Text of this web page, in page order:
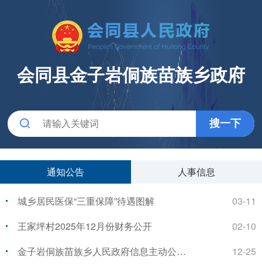
会同县金子岩侗族苗族乡政府
通知公告 人事信息
城乡居民医保“三重保障”待遇图解
03-11
王家坪村2025年12月份财务公开
02-10
金子岩侗族苗族乡人民政府信息主动公开事项目录
12-25